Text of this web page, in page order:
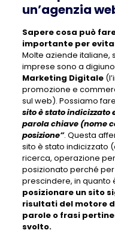
un’agenzia
Sapere cosa può
importante per
Molte aziende italiane,
imprese sono a
Marketing Digitale
promozione e
sul web). Possiamo
sito è stato indicizzato
parola chiave (nome
posizione”. Questa
sito è stato indicizzato
ricerca, operazione
posizionato perché
prescindere, in quanto
posizionare un sito
risultati del motore
parole o frasi
svolto.